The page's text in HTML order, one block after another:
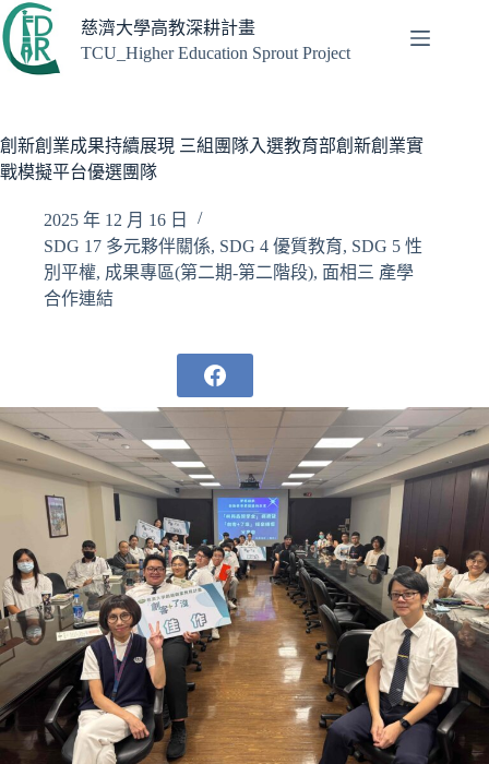
跳
至
主
容
慈濟大學高教深耕計畫
TCU_Higher Education Sprout Project
創新創業成果持續展現 三組團隊入選教育部創新創業實
戰模擬平台優選團隊
2025 年 12 月 16 日
SDG 17 多元夥伴關係, SDG 4 優質教育, SDG 5 性
別平權, 成果專區(第二期-第二階段), 面相三 產學
合作連結